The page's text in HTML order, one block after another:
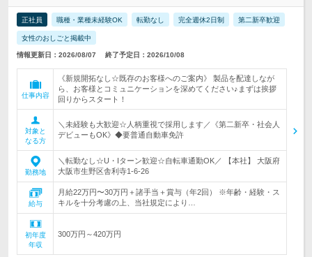
正社員 職種・業種未経験OK 転勤なし 完全週休2日制 第二新卒歓迎
女性のおしごと掲載中
情報更新日：2026/08/07 終了予定日：2026/10/08
仕事内容
《新規開拓なし☆既存のお客様へのご案内》 製品を配達しなが
ら、お客様とコミュニケーションを深めてください♪まずは挨拶
回りからスタート！
対象と
なる方
＼未経験も大歓迎☆人柄重視で採用します／《第二新卒・社会人
デビューもOK》◆要普通自動車免許
勤務地
＼転勤なし☆U・Iターン歓迎☆自転車通勤OK／ 【本社】 大阪府
大阪市生野区舎利寺1-6-26
給与
月給22万円〜30万円＋諸手当＋賞与（年2回） ※年齢・経験・ス
キルを十分考慮の上、当社規定により…
初年度
年収
300万円～420万円